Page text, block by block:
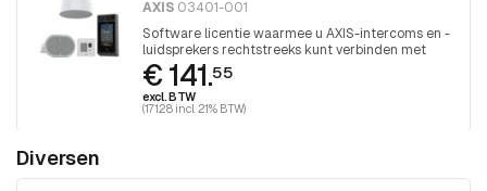
AXIS 03401-001
Software licentie waarmee u AXIS-intercoms en -
luidsprekers rechtstreeks kunt verbinden met
Microsoft Teams via de MS SIP Gateway-service
€ 141.55
excl. BTW
(171.28 incl. 21% BTW)
Diversen